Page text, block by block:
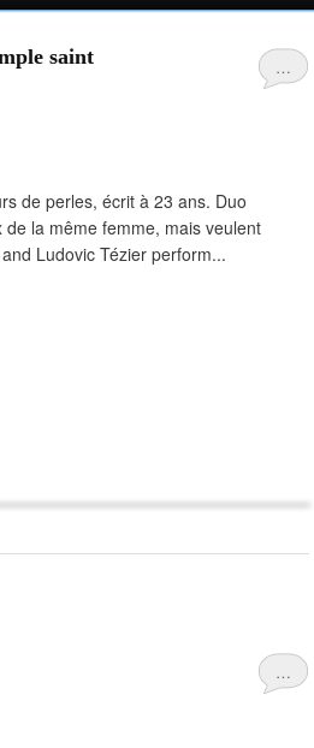
…
saint
de perles, écrit à 23 ans. Duo
la même femme, mais veulent
Ludovic Tézier perform...
…